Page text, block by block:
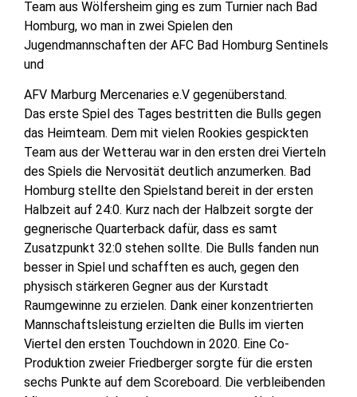
Team aus Wölfersheim ging es zum Turnier nach Bad
Homburg, wo man in zwei Spielen den
Jugendmannschaften der AFC Bad Homburg Sentinels
und
AFV Marburg Mercenaries e.V gegenüberstand.
Das erste Spiel des Tages bestritten die Bulls gegen
das Heimteam. Dem mit vielen Rookies gespickten
Team aus der Wetterau war in den ersten drei Vierteln
des Spiels die Nervosität deutlich anzumerken. Bad
Homburg stellte den Spielstand bereit in der ersten
Halbzeit auf 24:0. Kurz nach der Halbzeit sorgte der
gegnerische Quarterback dafür, dass es samt
Zusatzpunkt 32:0 stehen sollte. Die Bulls fanden nun
besser in Spiel und schafften es auch, gegen den
physisch stärkeren Gegner aus der Kurstadt
Raumgewinne zu erzielen. Dank einer konzentrierten
Mannschaftsleistung erzielten die Bulls im vierten
Viertel den ersten Touchdown in 2020. Eine Co-
Produktion zweier Friedberger sorgte für die ersten
sechs Punkte auf dem Scoreboard. Die verbleibenden